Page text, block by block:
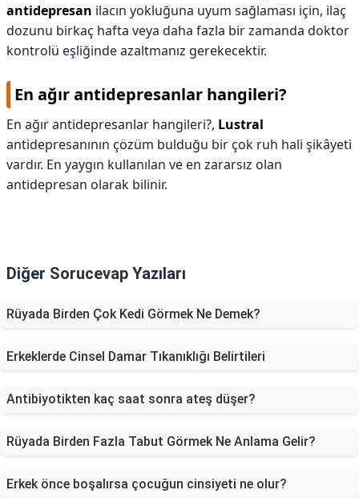
antidepresan ilacın yokluğuna uyum sağlaması için, ilaç
dozunu birkaç hafta veya daha fazla bir zamanda doktor
kontrolü eşliğinde azaltmanız gerekecektir.
En ağır antidepresanlar hangileri?
En ağır antidepresanlar hangileri?, Lustral
antidepresanının çözüm bulduğu bir çok ruh hali şikâyeti
vardır. En yaygın kullanılan ve en zararsız olan
antidepresan olarak bilinir.
Diğer Sorucevap Yazıları
Rüyada Birden Çok Kedi Görmek Ne Demek?
Erkeklerde Cinsel Damar Tıkanıklığı Belirtileri
Antibiyotikten kaç saat sonra ateş düşer?
Rüyada Birden Fazla Tabut Görmek Ne Anlama Gelir?
Erkek önce boşalırsa çocuğun cinsiyeti ne olur?